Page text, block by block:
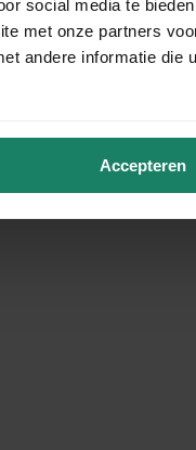
social media te
met onze partners
andere informatie die
Accepteren